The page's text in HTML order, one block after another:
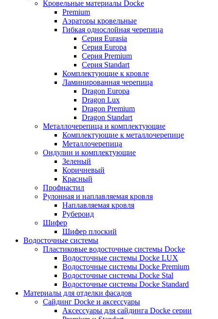
Кровельные материалы Docke
Premium
Аэраторы кровельные
Гибкая однослойная черепица
Серия Eurasia
Серия Europa
Серия Premium
Серия Standart
Комплектующие к кровле
Ламинированная черепица
Dragon Europa
Dragon Lux
Dragon Premium
Dragon Standart
Металлочерепица и комплектующие
Комплектующие к металлочерепице
Металлочерепица
Ондулин и комплектующие
Зеленый
Коричневый
Красный
Профнастил
Рулонная и наплавляемая кровля
Наплавляемая кровля
Рубероид
Шифер
Шифер плоский
Водосточные системы
Пластиковые водосточные системы Docke
Водосточные системы Docke LUX
Водосточные системы Docke Premium
Водосточные системы Docke Stal
Водосточные системы Docke Standard
Материалы для отделки фасадов
Сайдинг Docke и аксессуары
Аксессуары для сайдинга Docke серии